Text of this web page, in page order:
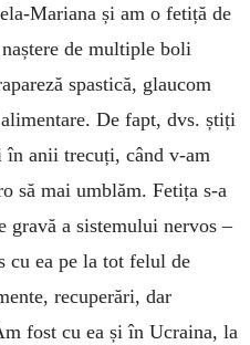
Mariana și am o fetiță de
de multiple boli
spastică, glaucom
De fapt, dvs. știți
în anii trecuți, când v-am
să mai umblăm. Fetița s-a
gravă a sistemului nervos –
cu ea pe la tot felul de
recuperări, dar
fost cu ea și în Ucraina, la